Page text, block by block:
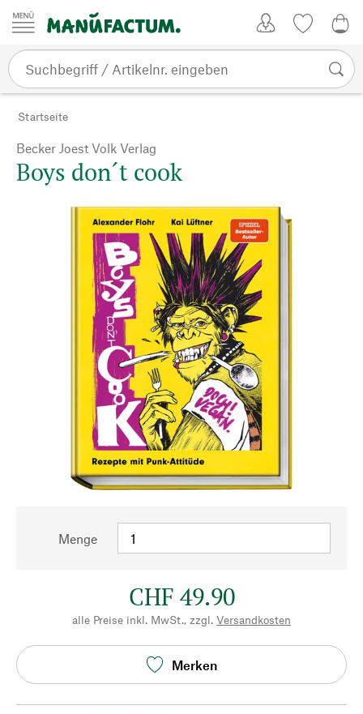
Zum Inhalt springen
Startseite
Becker Joest Volk Verlag
Boys don´t cook
Menge
CHF 49.90
alle Preise inkl. MwSt., zzgl. Versandkosten
Merken